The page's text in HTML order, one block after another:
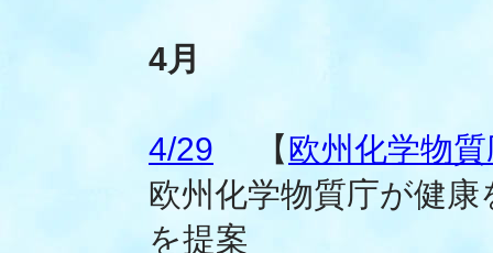
4月
4/29 【欧州化学物
欧州化学物質庁が健
を提案